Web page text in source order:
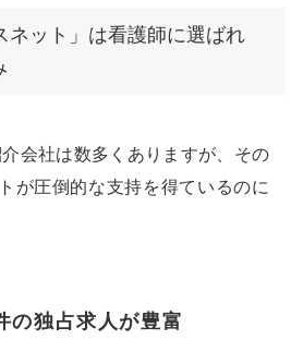
ネット」は看護師に選ばれ
会社は数多くありますが、その
が圧倒的な支持を得ているのに
独占求人が豊富